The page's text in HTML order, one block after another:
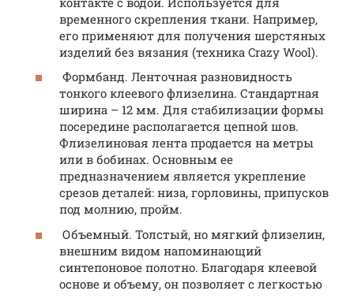
временного скрепления ткани. Например,
его применяют для получения шерстяных
изделий без вязания (техника Crazy Wool).
Формбанд. Ленточная разновидность
тонкого клеевого флизелина. Стандартная
ширина – 12 мм. Для стабилизации формы
посередине располагается цепной шов.
Флизелиновая лента продается на метры
или в бобинах. Основным ее
предназначением является укрепление
срезов деталей: низа, горловины, припусков
под молнию, пройм.
Объемный. Толстый, но мягкий флизелин,
внешним видом напоминающий
синтепоновое полотно. Благодаря клеевой
основе и объему, он позволяет с легкостью